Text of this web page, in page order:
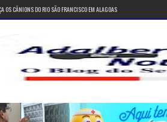
OS CÂNIONS DO RIO SÃO FRANCISCO EM ALAGOAS